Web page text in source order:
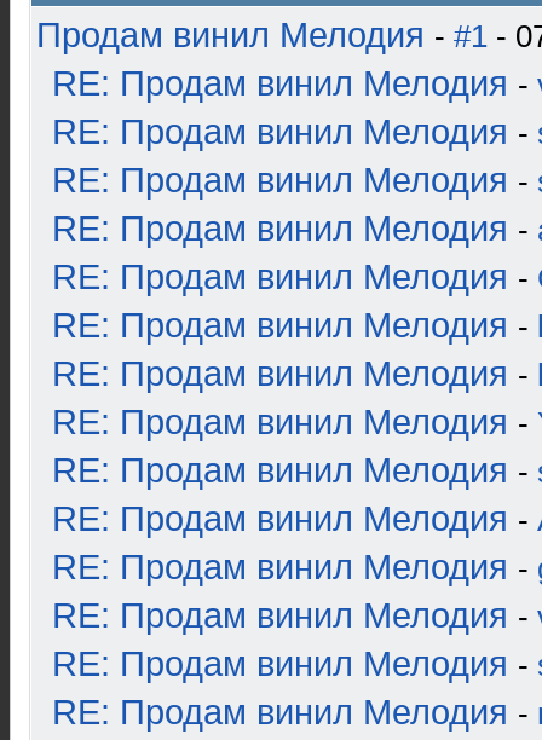
Продам винил Мелодия - #1 -
RE: Продам винил Мелодия -
RE: Продам винил Мелодия -
RE: Продам винил Мелодия -
RE: Продам винил Мелодия -
RE: Продам винил Мелодия -
RE: Продам винил Мелодия -
RE: Продам винил Мелодия -
RE: Продам винил Мелодия -
RE: Продам винил Мелодия -
RE: Продам винил Мелодия -
RE: Продам винил Мелодия -
RE: Продам винил Мелодия -
RE: Продам винил Мелодия -
RE: Продам винил Мелодия -